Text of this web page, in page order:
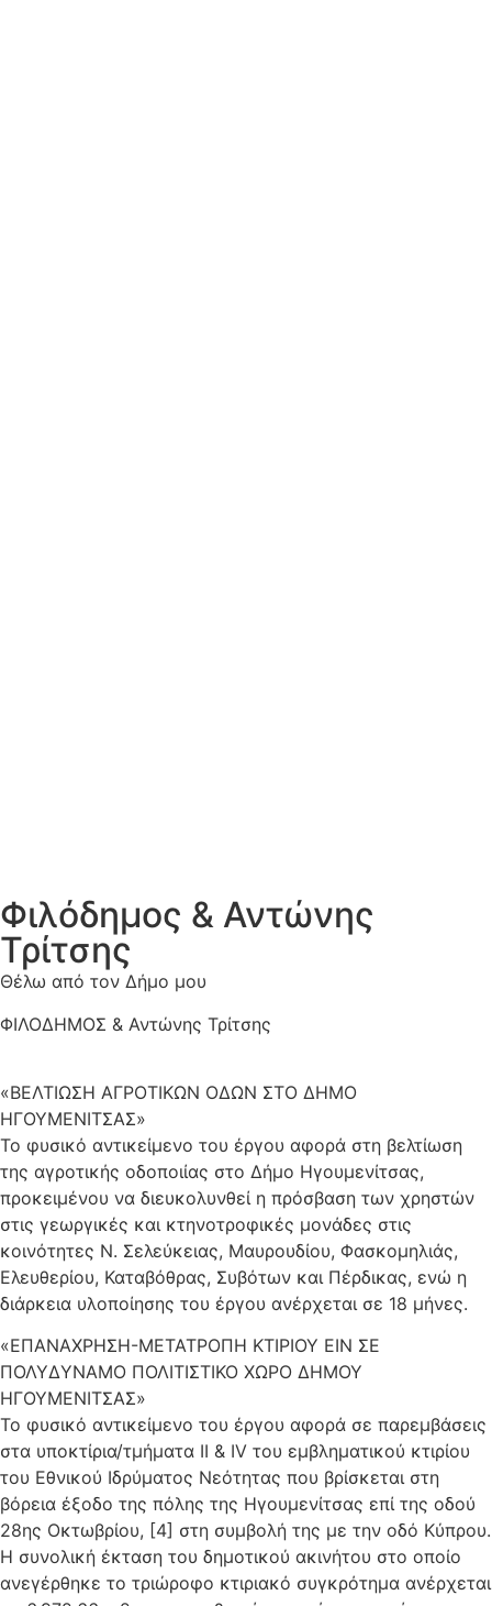
Φιλόδημος & Αντώνης
Τρίτσης
Θέλω από τον Δήμο μου
ΦΙΛΟΔΗΜΟΣ & Αντώνης Τρίτσης
«ΒΕΛΤΙΩΣΗ ΑΓΡΟΤΙΚΩΝ ΟΔΩΝ ΣΤΟ ΔΗΜΟ
ΗΓΟΥΜΕΝΙΤΣΑΣ»
Το φυσικό αντικείμενο του έργου αφορά στη βελτίωση
της αγροτικής οδοποιίας στο Δήμο Ηγουμενίτσας,
προκειμένου να διευκολυνθεί η πρόσβαση των χρηστών
στις γεωργικές και κτηνοτροφικές μονάδες στις
κοινότητες Ν. Σελεύκειας, Μαυρουδίου, Φασκομηλιάς,
Ελευθερίου, Καταβόθρας, Συβότων και Πέρδικας, ενώ η
διάρκεια υλοποίησης του έργου ανέρχεται σε 18 μήνες.
«ΕΠΑΝΑΧΡΗΣΗ-ΜΕΤΑΤΡΟΠΗ ΚΤΙΡΙΟΥ ΕΙΝ ΣΕ
ΠΟΛΥΔΥΝΑΜΟ ΠΟΛΙΤΙΣΤΙΚΟ ΧΩΡΟ ΔΗΜΟΥ
ΗΓΟΥΜΕΝΙΤΣΑΣ»
Το φυσικό αντικείμενο του έργου αφορά σε παρεμβάσεις
στα υποκτίρια/τμήματα ΙΙ & ΙV του εμβληματικού κτιρίου
του Εθνικού Ιδρύματος Νεότητας που βρίσκεται στη
βόρεια έξοδο της πόλης της Ηγουμενίτσας επί της οδού
28ης Οκτωβρίου, [4] στη συμβολή της με την οδό Κύπρου.
H συνολική έκταση του δημοτικού ακινήτου στο οποίο
ανεγέρθηκε το τριώροφο κτιριακό συγκρότημα ανέρχεται